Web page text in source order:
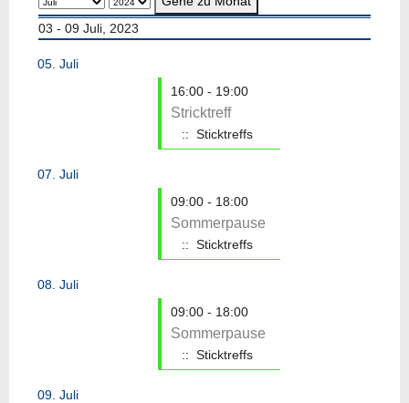
03 - 09 Juli, 2023
05. Juli
16:00 - 19:00
Stricktreff
:: Sticktreffs
07. Juli
09:00 - 18:00
Sommerpause
:: Sticktreffs
08. Juli
09:00 - 18:00
Sommerpause
:: Sticktreffs
09. Juli